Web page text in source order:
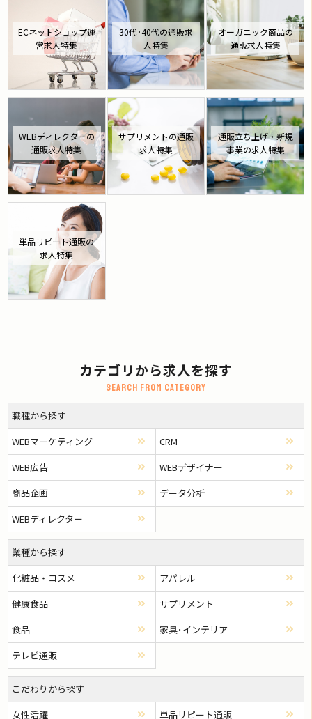
ECネットショップ運
営求人特集
30代･40代の通販求
人特集
オーガニック商品の
通販求人特集
WEBディレクターの
通販求人特集
サプリメントの通販
求人特集
通販立ち上げ・新規
事業の求人特集
単品リピート通販の
求人特集
カテゴリから求人を探す
Search from category
職種から探す
WEBマーケティング
CRM
WEB広告
WEBデザイナー
商品企画
データ分析
WEBディレクター
業種から探す
化粧品・コスメ
アパレル
健康食品
サプリメント
食品
家具･インテリア
テレビ通販
こだわりから探す
女性活躍
単品リピート通販